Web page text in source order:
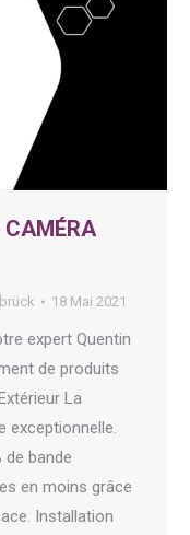
18 Mai 2021
expert Quentin
de produits
La
exceptionnelle.
de bande
en moins grâce
Installation